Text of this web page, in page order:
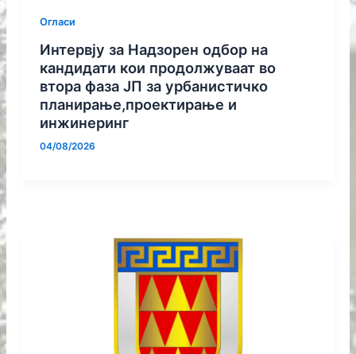
Огласи
Интервју за Надзорен одбор на
кандидати кои продолжуваат во
втора фаза ЈП за урбанистичко
планирање,проектирање и
инжинеринг
04/08/2026